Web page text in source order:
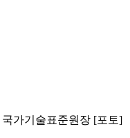
가기술표준원장 [포토]